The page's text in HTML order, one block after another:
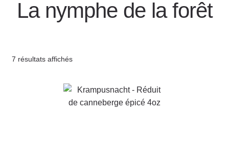
À PROPOS
La nymphe de la forêt
7 résultats affichés